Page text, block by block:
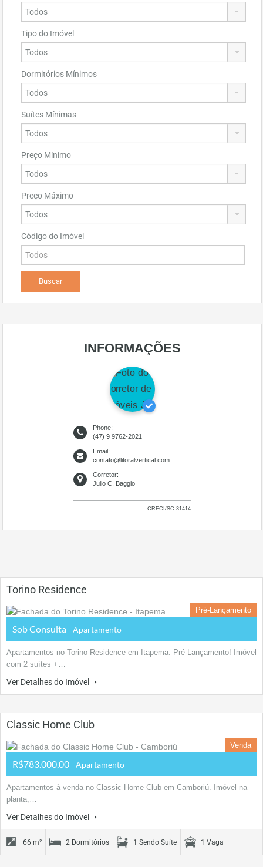
Tipo do Imóvel
Dormitórios Mínimos
Suítes Mínimas
Preço Mínimo
Preço Máximo
Código do Imóvel
INFORMAÇÕES
Phone:
(47) 9 9762-2021
Email:
contato@litoralvertical.com
Corretor:
Julio C. Baggio
CRECI/SC 31414
Torino Residence
Pré-Lançamento
Sob Consulta - Apartamento
Apartamentos no Torino Residence em Itapema. Pré-Lançamento! Imóvel
com 2 suítes +…
Ver Detalhes do Imóvel
Classic Home Club
Venda
R$783.000,00- Apartamento
Apartamentos à venda no Classic Home Club em Camboriú. Imóvel na
planta,…
Ver Detalhes do Imóvel
66 m² 2 Dormitórios 1 Sendo Suíte 1 Vaga